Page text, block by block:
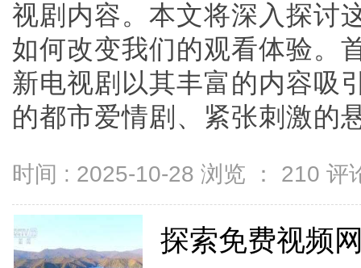
视剧内容。本文将深入探讨
如何改变我们的观看体验。
新电视剧以其丰富的内容吸
的都市爱情剧、紧张刺激的
时间 : 2025-10-28 浏览 ： 210 评
探索免费视频